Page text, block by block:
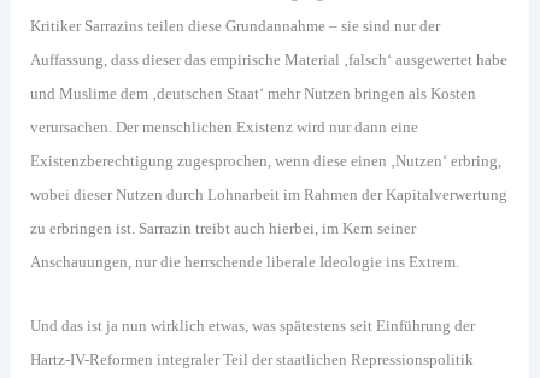
Kritiker Sarrazins teilen diese Grundannahme – sie sind nur der
Auffassung, dass dieser das empirische Material ‚falsch‘ ausgewertet habe
und Muslime dem ‚deutschen Staat‘ mehr Nutzen bringen als Kosten
verursachen. Der menschlichen Existenz wird nur dann eine
Existenzberechtigung zugesprochen, wenn diese einen ‚Nutzen‘ erbring,
wobei dieser Nutzen durch Lohnarbeit im Rahmen der Kapitalverwertung
zu erbringen ist. Sarrazin treibt auch hierbei, im Kern seiner
Anschauungen, nur die herrschende liberale Ideologie ins Extrem.
Und das ist ja nun wirklich etwas, was spätestens seit Einführung der
Hartz-IV-Reformen integraler Teil der staatlichen Repressionspolitik